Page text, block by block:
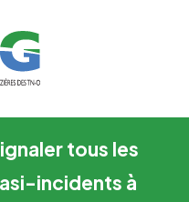
tous les
incidents à